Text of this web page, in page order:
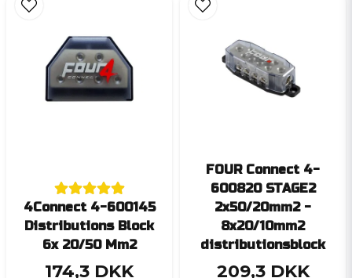
4Connect 4-600145
Distributions Block
6x 20/50 Mm2
174,3 DKK
FOUR Connect 4-
600820 STAGE2
2x50/20mm2 -
8x20/10mm2
distributionsblock
209,3 DKK